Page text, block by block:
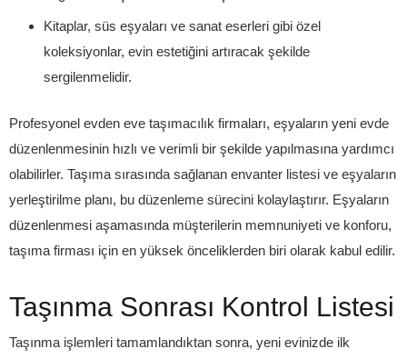
Kitaplar, süs eşyaları ve sanat eserleri gibi özel
koleksiyonlar, evin estetiğini artıracak şekilde
sergilenmelidir.
Profesyonel evden eve taşımacılık firmaları, eşyaların yeni evde
düzenlenmesinin hızlı ve verimli bir şekilde yapılmasına yardımcı
olabilirler. Taşıma sırasında sağlanan envanter listesi ve eşyaların
yerleştirilme planı, bu düzenleme sürecini kolaylaştırır. Eşyaların
düzenlenmesi aşamasında müşterilerin memnuniyeti ve konforu,
taşıma firması için en yüksek önceliklerden biri olarak kabul edilir.
Taşınma Sonrası Kontrol Listesi
Taşınma işlemleri tamamlandıktan sonra, yeni evinizde ilk